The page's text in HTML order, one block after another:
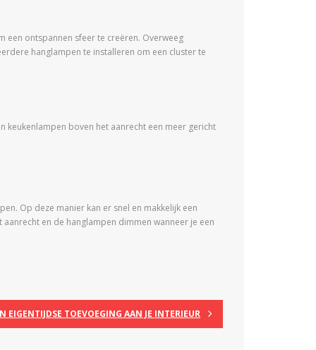
een ontspannen sfeer te creëren. Overweeg
hanglampen te installeren om een cluster te
boven het aanrecht een meer gericht
Op deze manier kan er snel en makkelijk een
en de hanglampen dimmen wanneer je een
EIGENTIJDSE TOEVOEGING AAN JE INTERIEUR